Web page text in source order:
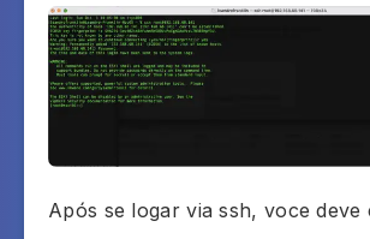
Após se logar via ssh, voce deve